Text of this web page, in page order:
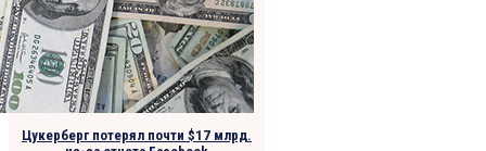
Цукерберг потерял почти $17 млрд.